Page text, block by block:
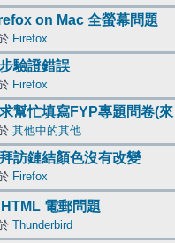
on Mac 全螢幕問題
Firefox
驗證錯誤
Firefox
幫忙填寫FYP專題問卷(
其他中的其他
訪鏈結顏色沒有改變
Firefox
HTML 電郵問題
Thunderbird